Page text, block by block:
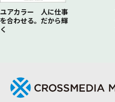
ユアカラー 人に仕事
を合わせる。だから輝
く